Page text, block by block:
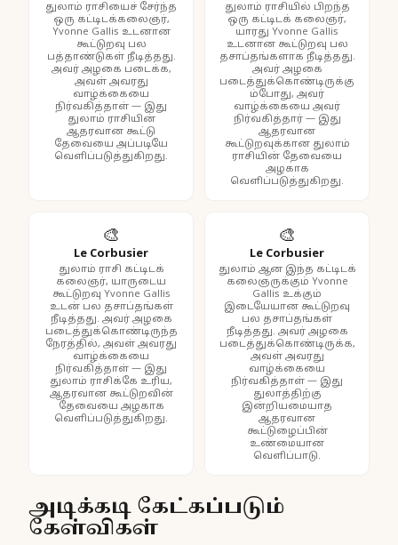
துலாம் ராசியைச் சேர்ந்த
ஒரு கட்டிடக்கலைஞர்,
Yvonne Gallis உடனான
கூட்டுறவு பல
பத்தாண்டுகள் நீடித்தது.
அவர் அழகை படைக்க,
அவள் அவரது
வாழ்க்கையை
நிர்வகித்தாள் — இது
துலாம் ராசியின்
ஆதரவான கூட்டு
தேவையை அப்படியே
வெளிப்படுத்துகிறது.
துலாம் ராசியில் பிறந்த
ஒரு கட்டிடக் கலைஞர்,
யாரது Yvonne Gallis
உடனான கூட்டுறவு பல
தசாப்தங்களாக நீடித்தது.
அவர் அழகை
படைத்துக்கொண்டிருக்கு
ம்போது, அவர்
வாழ்க்கையை அவர்
நிர்வகித்தார் — இது
ஆதரவான
கூட்டுறவுக்கான துலாம்
ராசியின் தேவையை
அழகாக
வெளிப்படுத்துகிறது.
🎨
Le Corbusier
துலாம் ராசி கட்டிடக்
கலைஞர், யாருடைய
கூட்டுறவு Yvonne Gallis
உடன் பல தசாப்தங்கள்
நீடித்தது. அவர் அழகை
படைத்துக்கொண்டிருந்த
நேரத்தில், அவள் அவரது
வாழ்க்கையை
நிர்வகித்தாள் — இது
துலாம் ராசிக்கே உரிய,
ஆதரவான கூட்டுறவின்
தேவையை அழகாக
வெளிப்படுத்துகிறது.
🎨
Le Corbusier
துலாம் ஆன இந்த கட்டிடக்
கலைஞருக்கும் Yvonne
Gallis உக்கும்
இடையேயான கூட்டுறவு
பல தசாப்தங்கள்
நீடித்தது. அவர் அழகை
படைத்துக்கொண்டிருக்க,
அவள் அவரது
வாழ்க்கையை
நிர்வகித்தாள் — இது
துலாத்திற்கு
இன்றியமையாத
ஆதரவான
கூட்டுழைப்பின்
உண்மையான
வெளிப்பாடு.
அடிக்கடி கேட்கப்படும்
கேள்விகள்